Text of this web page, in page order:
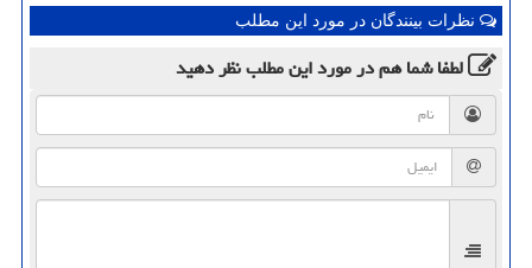
نظرات بینندگان در مورد این مطلب
لطفا شما همدر مورد این مطلبنظر دهید